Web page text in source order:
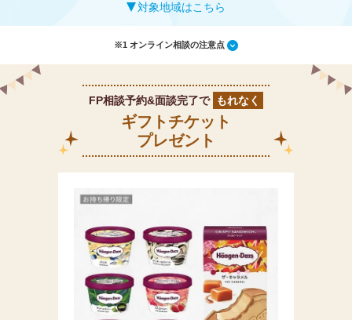
対象地域はこちら
※1 オンライン相談の注意点
FP相談予約&面談完了で もれなく
ギフトチケット
プレゼント